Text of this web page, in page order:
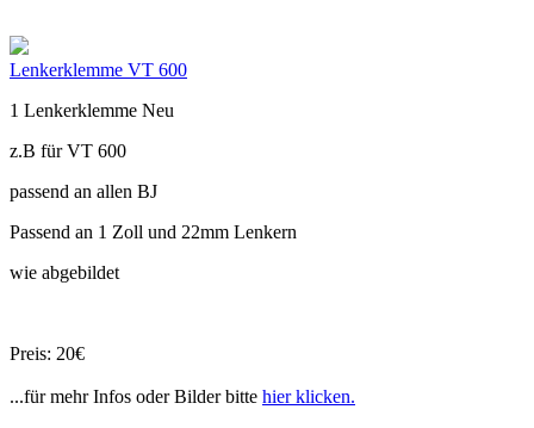
Lenkerklemme VT 600
1 Lenkerklemme Neu
z.B für VT 600
passend an allen BJ
Passend an 1 Zoll und 22mm Lenkern
wie abgebildet
Preis: 20€
...für mehr Infos oder Bilder bitte hier klicken.